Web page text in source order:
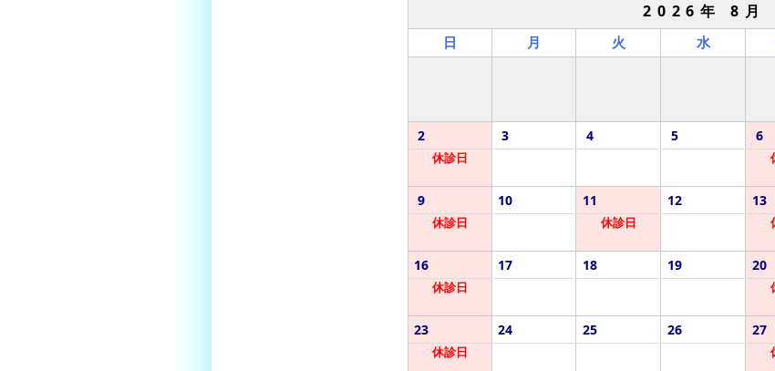
2026年 8月
日 月 火 水
2
休診日
3 4 5 6
9
休診日
10 11
休診日
12 13
16
休診日
17 18 19 20
23
休診日
24 25 26 27